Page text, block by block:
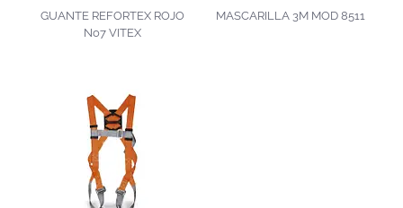
GUANTE REFORTEX ROJO
No7 VITEX
MASCARILLA 3M MOD 8511